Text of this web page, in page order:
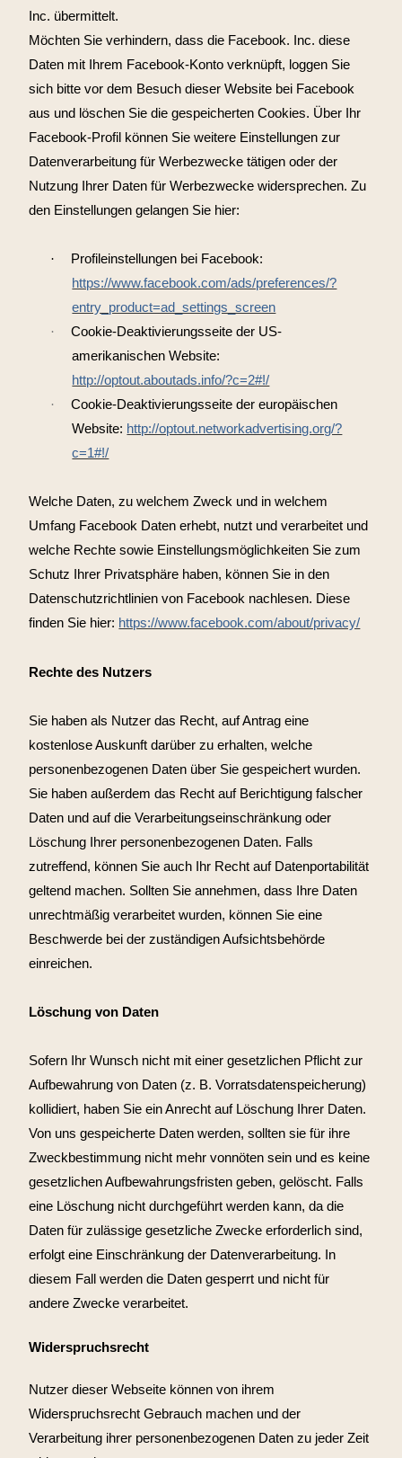
Inc. übermittelt.
Möchten Sie verhindern, dass die Facebook. Inc. diese
Daten mit Ihrem Facebook-Konto verknüpft, loggen Sie
sich bitte vor dem Besuch dieser Website bei Facebook
aus und löschen Sie die gespeicherten Cookies. Über Ihr
Facebook-Profil können Sie weitere Einstellungen zur
Datenverarbeitung für Werbezwecke tätigen oder der
Nutzung Ihrer Daten für Werbezwecke widersprechen. Zu
den Einstellungen gelangen Sie hier:
·
Profileinstellungen bei Facebook:
https://www.facebook.com/ads/preferences/?
entry_product=ad_settings_screen
·
Cookie-Deaktivierungsseite der US-
amerikanischen Website:
http://optout.aboutads.info/?c=2#!/
·
Cookie-Deaktivierungsseite der europäischen
Website: http://optout.networkadvertising.org/?
c=1#!/
Welche Daten, zu welchem Zweck und in welchem
Umfang Facebook Daten erhebt, nutzt und verarbeitet und
welche Rechte sowie Einstellungsmöglichkeiten Sie zum
Schutz Ihrer Privatsphäre haben, können Sie in den
Datenschutzrichtlinien von Facebook nachlesen. Diese
finden Sie hier: https://www.facebook.com/about/privacy/
Rechte des Nutzers
Sie haben als Nutzer das Recht, auf Antrag eine
kostenlose Auskunft darüber zu erhalten, welche
personenbezogenen Daten über Sie gespeichert wurden.
Sie haben außerdem das Recht auf Berichtigung falscher
Daten und auf die Verarbeitungseinschränkung oder
Löschung Ihrer personenbezogenen Daten. Falls
zutreffend, können Sie auch Ihr Recht auf Datenportabilität
geltend machen. Sollten Sie annehmen, dass Ihre Daten
unrechtmäßig verarbeitet wurden, können Sie eine
Beschwerde bei der zuständigen Aufsichtsbehörde
einreichen.
Löschung von Daten
Sofern Ihr Wunsch nicht mit einer gesetzlichen Pflicht zur
Aufbewahrung von Daten (z. B. Vorratsdatenspeicherung)
kollidiert, haben Sie ein Anrecht auf Löschung Ihrer Daten.
Von uns gespeicherte Daten werden, sollten sie für ihre
Zweckbestimmung nicht mehr vonnöten sein und es keine
gesetzlichen Aufbewahrungsfristen geben, gelöscht. Falls
eine Löschung nicht durchgeführt werden kann, da die
Daten für zulässige gesetzliche Zwecke erforderlich sind,
erfolgt eine Einschränkung der Datenverarbeitung. In
diesem Fall werden die Daten gesperrt und nicht für
andere Zwecke verarbeitet.
Widerspruchsrecht
Nutzer dieser Webseite können von ihrem
Widerspruchsrecht Gebrauch machen und der
Verarbeitung ihrer personenbezogenen Daten zu jeder Zeit